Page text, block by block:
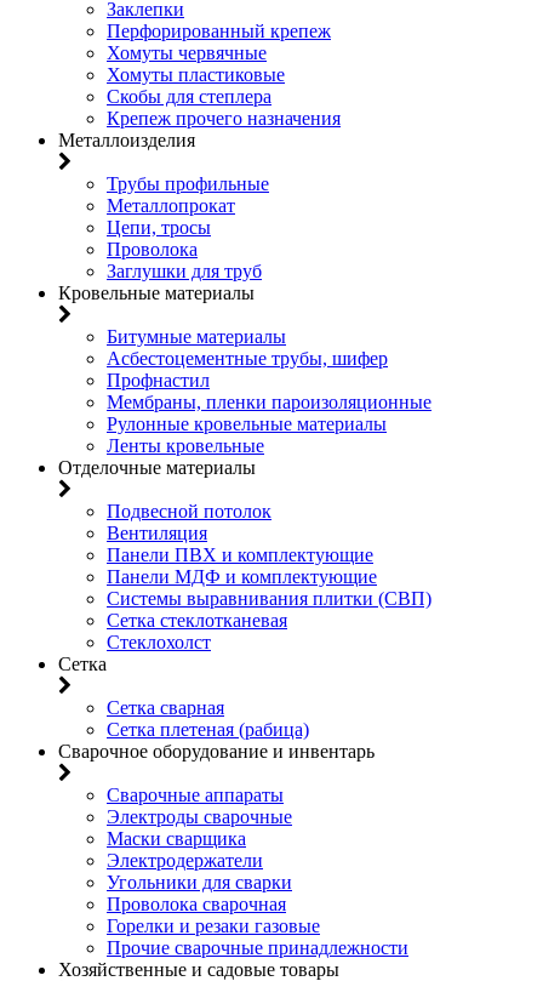
Заклепки
Перфорированный крепеж
Хомуты червячные
Хомуты пластиковые
Скобы для степлера
Крепеж прочего назначения
Металлоизделия
Трубы профильные
Металлопрокат
Цепи, тросы
Проволока
Заглушки для труб
Кровельные материалы
Битумные материалы
Асбестоцементные трубы, шифер
Профнастил
Мембраны, пленки пароизоляционные
Рулонные кровельные материалы
Ленты кровельные
Отделочные материалы
Подвесной потолок
Вентиляция
Панели ПВХ и комплектующие
Панели МДФ и комплектующие
Системы выравнивания плитки (СВП)
Сетка стеклотканевая
Стеклохолст
Сетка
Сетка сварная
Сетка плетеная (рабица)
Сварочное оборудование и инвентарь
Сварочные аппараты
Электроды сварочные
Маски сварщика
Электродержатели
Угольники для сварки
Проволока сварочная
Горелки и резаки газовые
Прочие сварочные принадлежности
Хозяйственные и садовые товары